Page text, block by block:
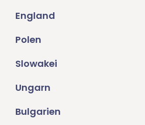
England
Polen
Slowakei
Ungarn
Bulgarien